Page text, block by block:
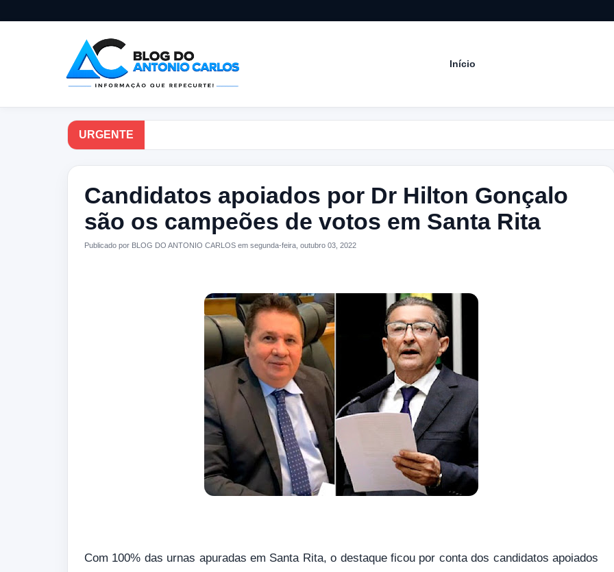
Início
URGENTE
Candidatos apoiados por Dr Hilton Gonçalo
são os campeões de votos em Santa Rita
Publicado por BLOG DO ANTONIO CARLOS em segunda-feira, outubro 03, 2022
Com 100% das urnas apuradas em Santa Rita, o destaque ficou por conta dos candidatos apoiados